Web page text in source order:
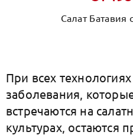
Салат Батавия
При всех
заболевания,
встречаются на
культурах, остаются